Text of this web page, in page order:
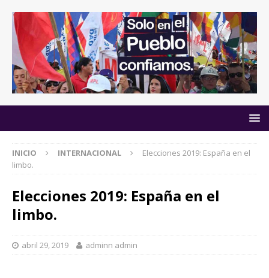
INICIO INTERNACIONAL
Elecciones 2019: España en el
limbo.
Elecciones 2019: España en el
limbo.
abril 29, 2019 adminn admin